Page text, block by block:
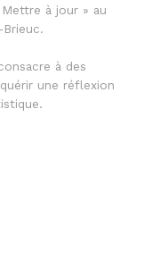
à jour » au
à des
une réflexion